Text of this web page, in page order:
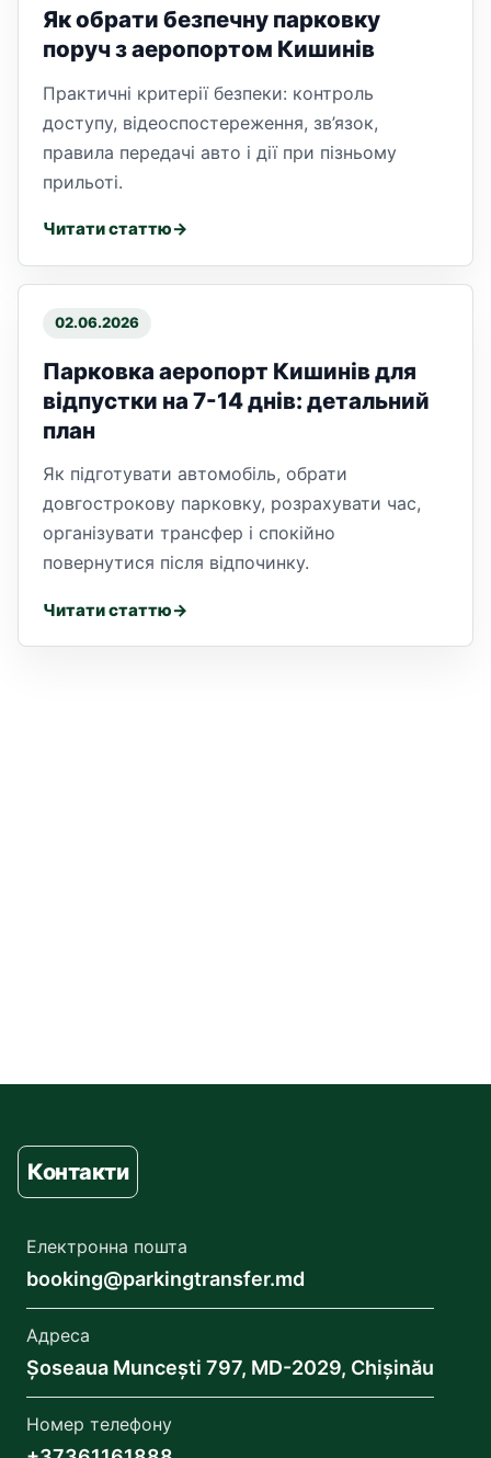
Як обрати безпечну парковку
поруч з аеропортом Кишинів
Практичні критерії безпеки: контроль
доступу, відеоспостереження, зв’язок,
правила передачі авто і дії при пізньому
прильоті.
Читати статтю
02.06.2026
Парковка аеропорт Кишинів для
відпустки на 7-14 днів: детальний
план
Як підготувати автомобіль, обрати
довгострокову парковку, розрахувати час,
організувати трансфер і спокійно
повернутися після відпочинку.
Читати статтю
Контакти
Електронна пошта
booking@parkingtransfer.md
Адреса
Șoseaua Muncești 797, MD-2029, Chișinău
Номер телефону